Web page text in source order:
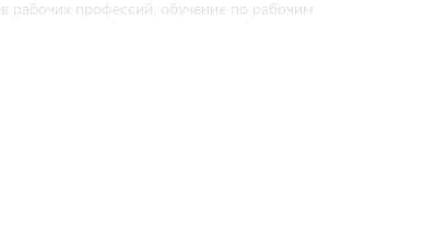
рабочих профессий, обучение по рабочим